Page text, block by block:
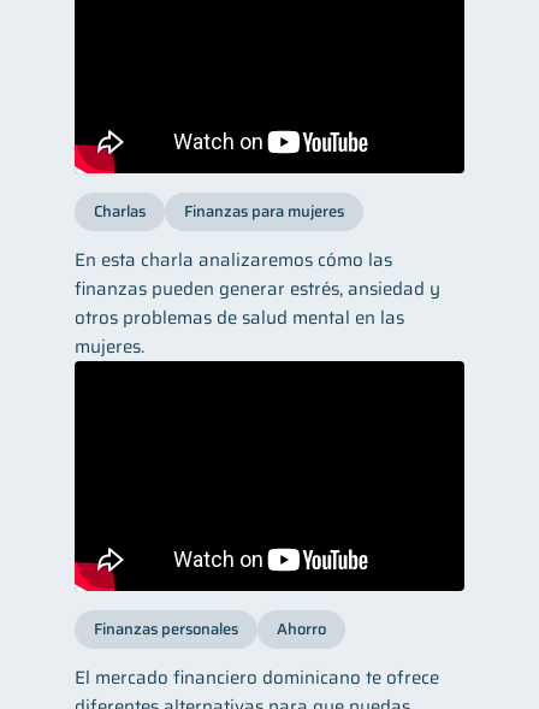
Charlas Finanzas para mujeres
En esta charla analizaremos cómo las
finanzas pueden generar estrés, ansiedad y
otros problemas de salud mental en las
mujeres.
Finanzas personales Ahorro
El mercado financiero dominicano te ofrece